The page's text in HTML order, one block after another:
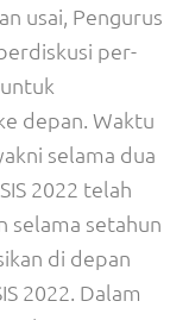
usai, Pengurus
per-
depan. Waktu
selama dua
2022 telah
selama setahun
di depan
2022. Dalam